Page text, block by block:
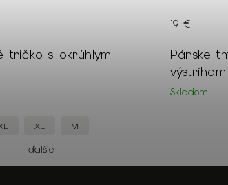
tričko s okrúhlym
XL M
+ ďalšie
Pánske
výstrihom
Skladom
19 €